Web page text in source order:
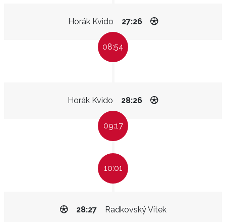
Horák Kvido 27:26
08:54
Horák Kvido 28:26
09:17
10:01
Radkovský Vítek
28:27